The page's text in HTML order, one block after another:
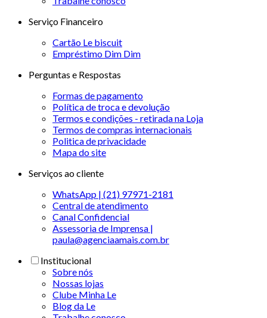
Serviço Financeiro
Cartão Le biscuit
Empréstimo Dim Dim
Perguntas e Respostas
Formas de pagamento
Política de troca e devolução
Termos e condições - retirada na Loja
Termos de compras internacionais
Politica de privacidade
Mapa do site
Serviços ao cliente
WhatsApp | (21) 97971-2181
Central de atendimento
Canal Confidencial
Assessoria de Imprensa |
paula@agenciaamais.com.br
Institucional
Sobre nós
Nossas lojas
Clube Minha Le
Blog da Le